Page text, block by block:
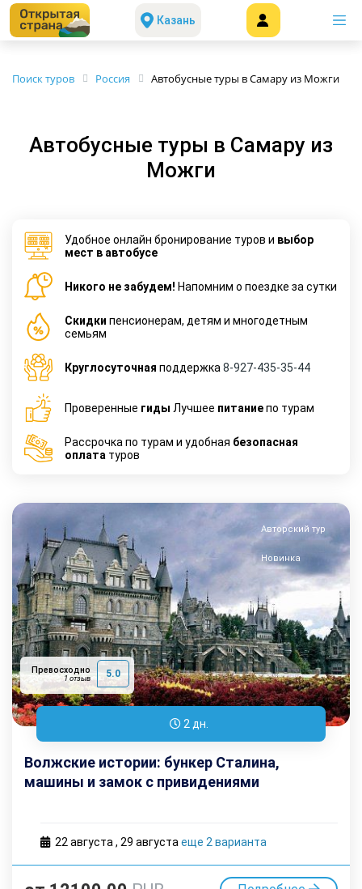
Казань
Поиск туров Россия Автобусные туры в Самару из Можги
Автобусные туры в Самару из
Можги
Удобное онлайн бронирование туров и выбор
мест в автобусе
Никого не забудем! Напомним о поездке за сутки
Cкидки пенсионерам, детям и многодетным
семьям
Круглосуточная поддержка 8-927-435-35-44
Проверенные гиды Лучшее питаниепо турам
Рассрочка по турам и удобная безопасная
оплата туров
Превосходно
1 отзыв 5.0
Авторский тур
Новинка
2 дн.
Волжские истории: бункер Сталина,
машины и замок с привидениями
22 августа , 29 августа еще 2 варианта